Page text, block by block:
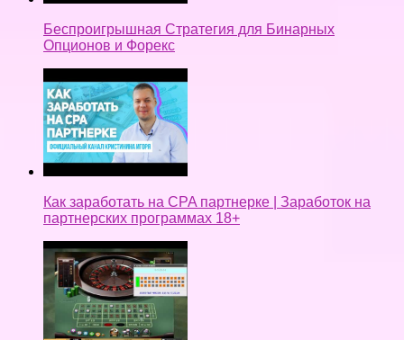
Беспроигрышная Стратегия для Бинарных
Опционов и Форекс
Как заработать на CPA партнерке | Заработок на
партнерских программах 18+